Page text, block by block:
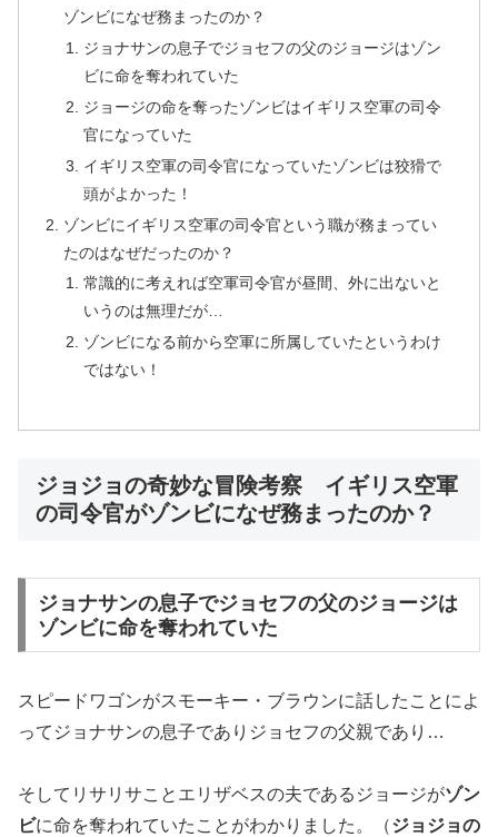
ゾンビになぜ務まったのか？
ジョナサンの息子でジョセフの父のジョージはゾン
ビに命を奪われていた
ジョージの命を奪ったゾンビはイギリス空軍の司令
官になっていた
イギリス空軍の司令官になっていたゾンビは狡猾で
頭がよかった！
ゾンビにイギリス空軍の司令官という職が務まってい
たのはなぜだったのか？
常識的に考えれば空軍司令官が昼間、外に出ないと
いうのは無理だが…
ゾンビになる前から空軍に所属していたというわけ
ではない！
ジョジョの奇妙な冒険考察 イギリス空軍
の司令官がゾンビになぜ務まったのか？
ジョナサンの息子でジョセフの父のジョージは
ゾンビに命を奪われていた
スピードワゴンがスモーキー・ブラウンに話したことによ
ってジョナサンの息子でありジョセフの父親であり…
そしてリサリサことエリザベスの夫であるジョージがゾン
ビに命を奪われていたことがわかりました。（ジョジョの